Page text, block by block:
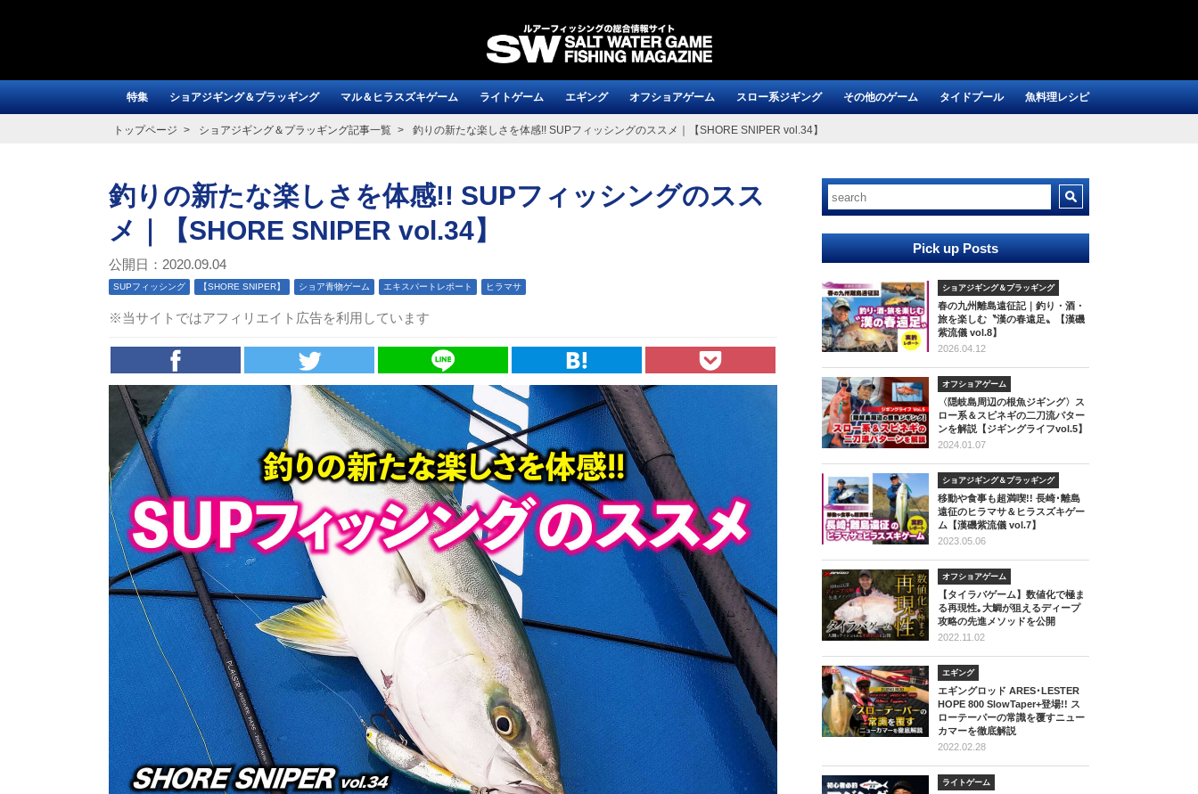
特集 ショアジギング＆プラッギング マル＆ヒラスズキゲーム ライトゲーム エギング オフショアゲーム スロー系ジギング その他のゲーム タイドプール 魚料理レシピ
トップページ ショアジギング＆プラッギング記事一覧 釣りの新たな楽しさを体感!! SUPフィッシングのススメ｜【SHORE SNIPER vol.34】
釣りの新たな楽しさを体感!! SUPフィッシングのスス
メ｜【SHORE SNIPER vol.34】
公開日：2020.09.04
SUPフィッシング 【SHORE SNIPER】 ショア青物ゲーム エキスパートレポート ヒラマサ
※当サイトではアフィリエイト広告を利用しています
Pick up Posts
ショアジギング＆プラッギング
春の九州離島遠征記｜釣り・酒・
旅を楽しむ〝漢の春遠足〟【漢磯
紫流儀 vol.8】
2026.04.12
オフショアゲーム
〈隠岐島周辺の根魚ジギング〉ス
ロー系＆スピネギの二刀流パター
ンを解説【ジギングライフvol.5】
2024.01.07
ショアジギング＆プラッギング
移動や食事も超満喫!! 長崎･離島
遠征のヒラマサ＆ヒラスズキゲー
ム【漢磯紫流儀 vol.7】
2023.05.06
オフショアゲーム
【タイラバゲーム】数値化で極ま
る再現性｡大鯛が狙えるディープ
攻略の先進メソッドを公開
2022.11.02
エギング
エギングロッド ARES･LESTER
HOPE 800 SlowTaper+登場!! ス
ローテーパーの常識を覆すニュー
カマーを徹底解説
2022.02.28
ライトゲーム